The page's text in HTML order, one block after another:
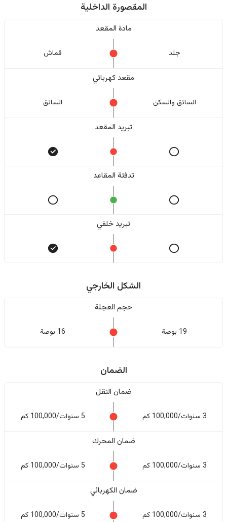
المقصورة الداخلية
مادة المقعد
جلد قماش
مقعد كهربائي
السائق والسکن السائق
تبريد المقعد
تدفئة المقاعد
تبريد خلفي
الشكل الخارجي
حجم العجلة
19 بوصة 16 بوصة
الضمان
ضمان النقل
3 سنوات/100,000 كم 5 سنوات/100,000 كم
ضمان المحرك
3 سنوات/100,000 كم 5 سنوات/100,000 كم
ضمان الكهربائي
3 سنوات/100,000 كم 5 سنوات/100,000 كم